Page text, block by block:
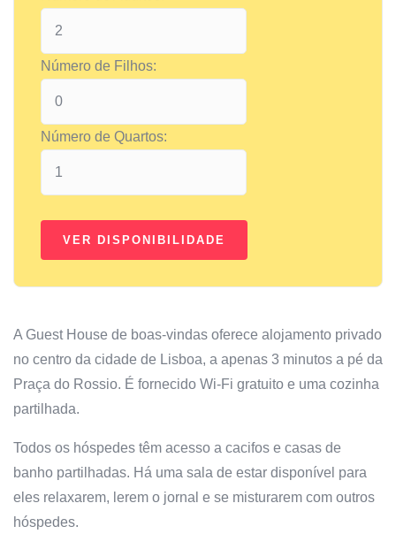
Número de Filhos:
Número de Quartos:
A Guest House de boas-vindas oferece alojamento privado
no centro da cidade de Lisboa, a apenas 3 minutos a pé da
Praça do Rossio. É fornecido Wi-Fi gratuito e uma cozinha
partilhada.
Todos os hóspedes têm acesso a cacifos e casas de
banho partilhadas. Há uma sala de estar disponível para
eles relaxarem, lerem o jornal e se misturarem com outros
hóspedes.